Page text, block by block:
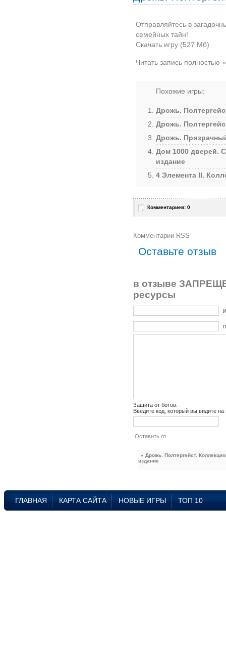
Отправляйтесь в
семейных тайн!
Скачать игру (527 Мб)
Читать запись полностью »
Похожие игры:
Дрожь.
Дрожь.
Дрожь.
Дом 1000 дверей.
издание
4 Элемента II.
Комментариев: 0
Комментарии RSS
Оставьте отзыв
в отзыве
ресурсы
Защита от ботов:
Введите код, который вы видите
« Дрожь. Полтергейст.
издание
ГЛАВНАЯ КАРТА САЙТА НОВЫЕ ИГРЫ ТОП 10